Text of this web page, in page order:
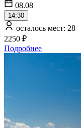
08.08
14:30
осталось мест: 28
2250 ₽
Подробнее